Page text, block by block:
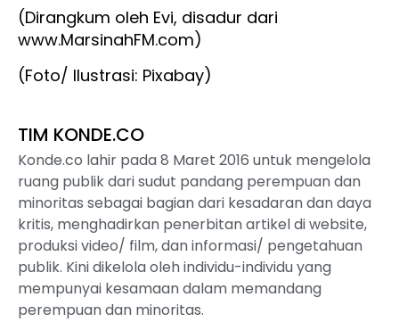
(Dirangkum oleh Evi, disadur dari
www.MarsinahFM.com)
(Foto/ Ilustrasi: Pixabay)
TIM KONDE.CO
Konde.co lahir pada 8 Maret 2016 untuk mengelola
ruang publik dari sudut pandang perempuan dan
minoritas sebagai bagian dari kesadaran dan daya
kritis, menghadirkan penerbitan artikel di website,
produksi video/ film, dan informasi/ pengetahuan
publik. Kini dikelola oleh individu-individu yang
mempunyai kesamaan dalam memandang
perempuan dan minoritas.